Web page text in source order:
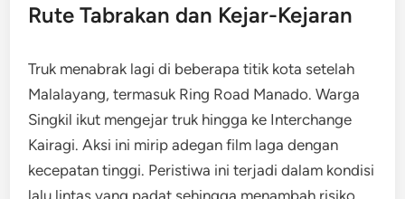
Rute Tabrakan dan Kejar-Kejaran
Truk menabrak lagi di beberapa titik kota setelah
Malalayang, termasuk Ring Road Manado. Warga
Singkil ikut mengejar truk hingga ke Interchange
Kairagi. Aksi ini mirip adegan film laga dengan
kecepatan tinggi. Peristiwa ini terjadi dalam kondisi
lalu lintas yang padat sehingga menambah risiko